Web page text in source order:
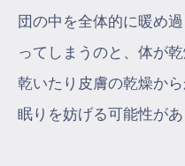
団の中を全体的に暖め
ってしまうのと、体が
乾いたり皮膚の乾燥か
眠りを妨げる可能性があ